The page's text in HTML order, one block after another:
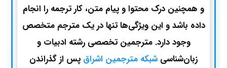
و همچنین درک محتوا و پیام متن، کار ترجمه را انجام
داده باشد و این ویژگی‌ها تنها در یک مترجم متخصص
وجود دارد. مترجمین تخصصی رشته ادبیات و
زبان‌شناسی شبکه مترجمین اشراق پس از گذراندن